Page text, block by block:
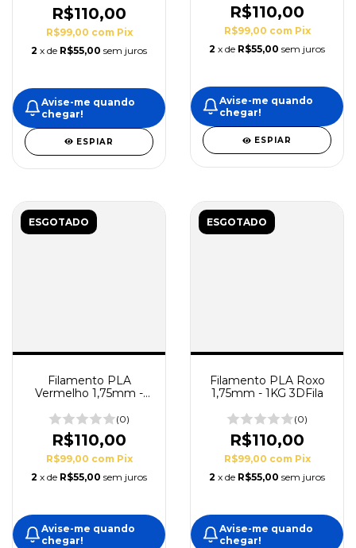
R$110,00
R$99,00 com Pix
2 x de R$55,00 sem juros
Avise-me quando
chegar!
ESPIAR
R$110,00
R$99,00 com Pix
2 x de R$55,00 sem juros
Avise-me quando
chegar!
ESPIAR
ESGOTADO
Filamento PLA
Vermelho 1,75mm -
(0)
R$110,00
R$99,00 com Pix
2 x de R$55,00 sem juros
Avise-me quando
chegar!
ESGOTADO
Filamento PLA Roxo
1,75mm - 1KG 3DFila
(0)
R$110,00
R$99,00 com Pix
2 x de R$55,00 sem juros
Avise-me quando
chegar!